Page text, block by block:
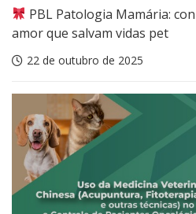
PBL Patologia Mamária:
amor que salvam vidas pet
22 de outubro de 2025